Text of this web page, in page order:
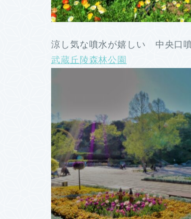
涼し気な噴水が嬉しい 中央口
武蔵丘陵森林公園